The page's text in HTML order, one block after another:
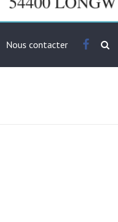
Nous contacter